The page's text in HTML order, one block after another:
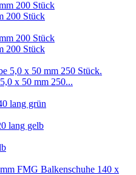
200 Stück
200 Stück
x 50 mm 250...
lang grün
lang gelb
FMG Balkenschuhe 140 x